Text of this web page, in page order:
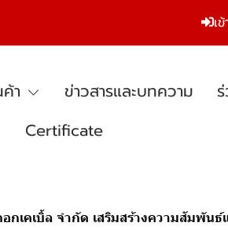
เ
า ข่าวสารและบทความ
Certificate
เคเบิ้ล จำกัด เสริมสร้างความสัมพันธ์